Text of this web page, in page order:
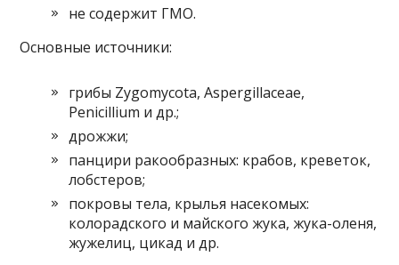
не содержит ГМО.
Основные источники:
грибы Zygomycota, Aspergillaceae,
Penicillium и др.;
дрожжи;
панцири ракообразных: крабов, креветок,
лобстеров;
покровы тела, крылья насекомых:
колорадского и майского жука, жука-оленя,
жужелиц, цикад и др.